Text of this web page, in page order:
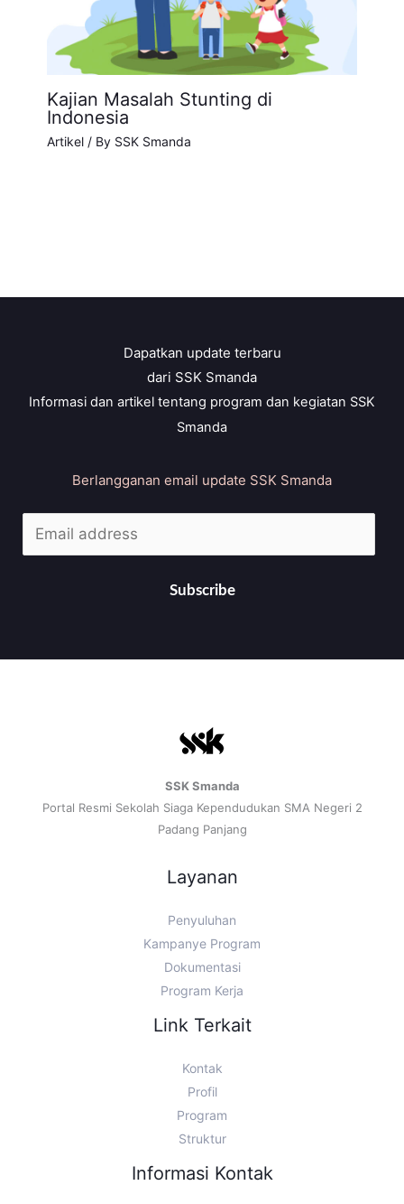
Kajian Masalah Stunting di
Indonesia
Artikel/ By SSK Smanda
Dapatkan update terbaru
dari SSK Smanda
Informasi dan artikel tentang program dan kegiatan SSK
Smanda
Berlangganan email update SSK Smanda
m
*
Subscribe
SSK Smanda
Portal Resmi Sekolah Siaga Kependudukan SMA Negeri 2
Padang Panjang
Layanan
Penyuluhan
Kampanye Program
Dokumentasi
Program Kerja
Link Terkait
Kontak
Profil
Program
Struktur
Informasi Kontak